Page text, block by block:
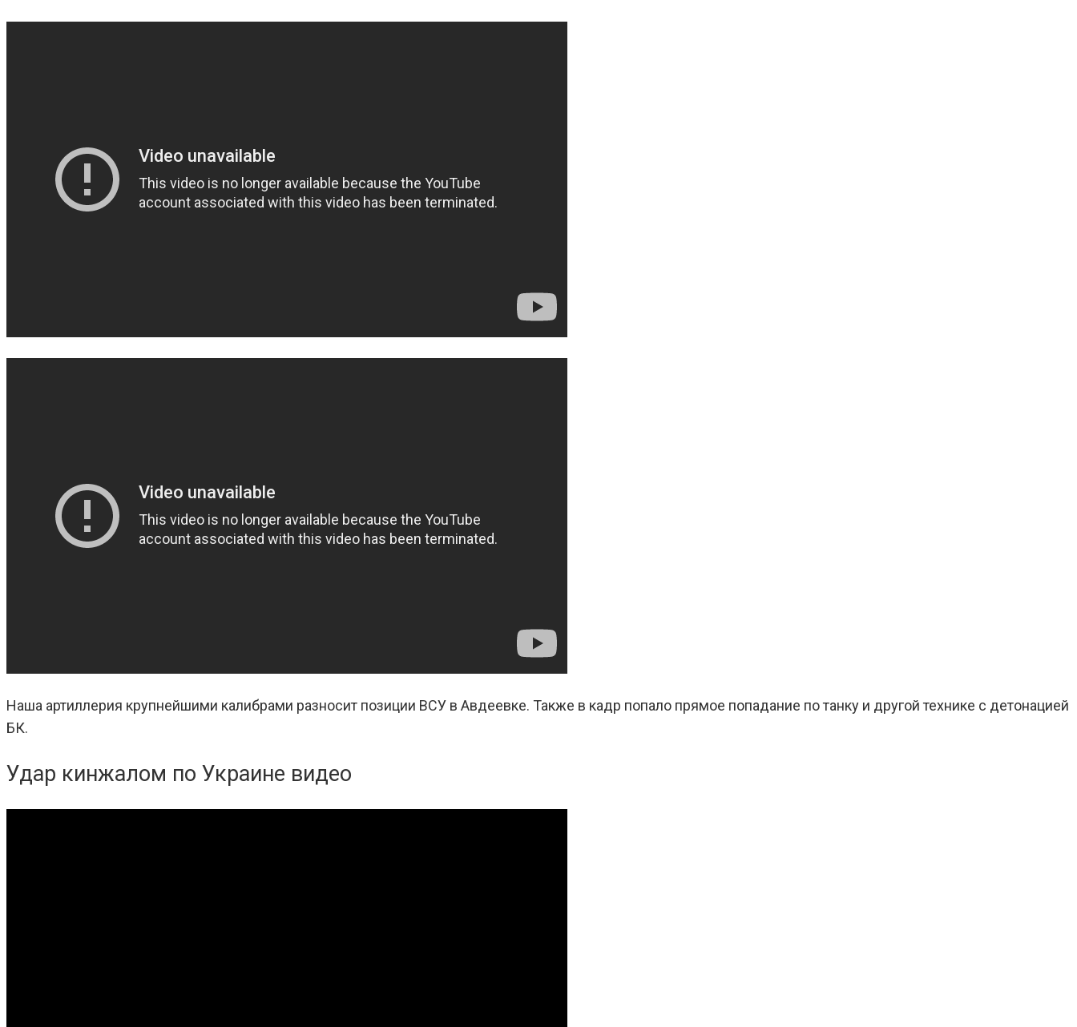
Наша артиллерия крупнейшими калибрами разносит позиции ВСУ в Авдеевке. Также в кадр попало прямое попадание по танку и другой технике с детонацией
БК.
Удар кинжалом по Украине видео